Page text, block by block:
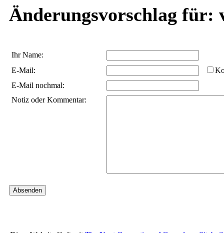
Änderungsvorschlag für:
Ihr Name:
E-Mail:
E-Mail nochmal:
Notiz oder Kommentar: